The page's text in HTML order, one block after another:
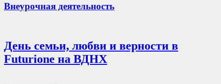
Внеурочная деятельность
День семьи, любви и верности в
Futurione на ВДНХ